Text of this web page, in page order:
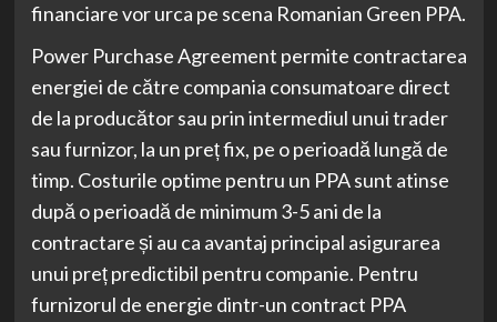
financiare vor urca pe scena Romanian Green PPA.
Power Purchase Agreement permite contractarea
energiei de către compania consumatoare direct
de la producător sau prin intermediul unui trader
sau furnizor, la un preț fix, pe o perioadă lungă de
timp. Costurile optime pentru un PPA sunt atinse
după o perioadă de minimum 3-5 ani de la
contractare și au ca avantaj principal asigurarea
unui preț predictibil pentru companie. Pentru
furnizorul de energie dintr-un contract PPA